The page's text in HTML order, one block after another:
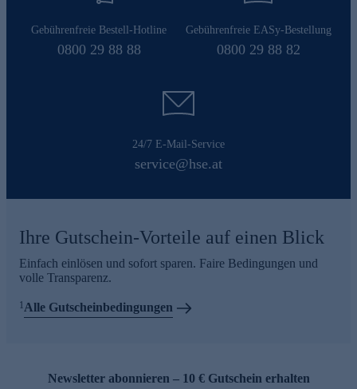
Gebührenfreie Bestell-Hotline
0800 29 88 88
Gebührenfreie EASy-Bestellung
0800 29 88 82
24/7 E-Mail-Service
service@hse.at
Ihre Gutschein-Vorteile auf einen Blick
Einfach einlösen und sofort sparen. Faire Bedingungen und
volle Transparenz.
1 Alle Gutscheinbedingungen
Newsletter abonnieren – 10 € Gutschein erhalten